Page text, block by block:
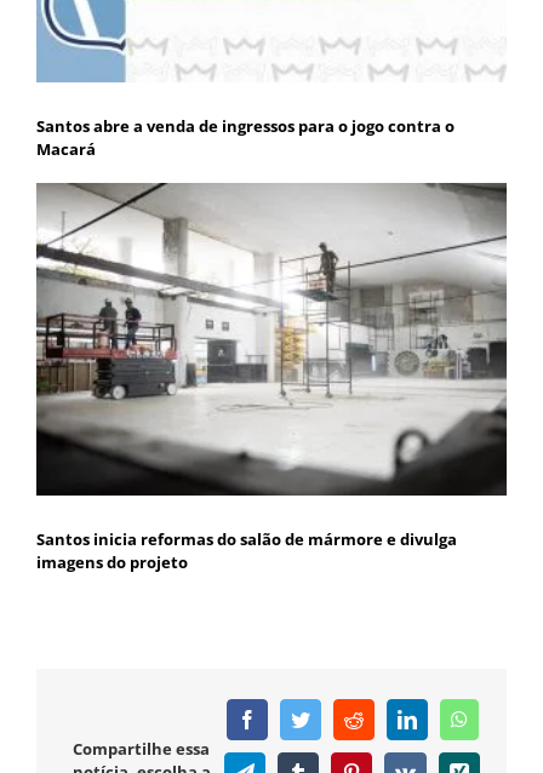
Santos abre a venda de ingressos para o jogo contra o
Macará
Santos inicia reformas do salão de mármore e divulga
imagens do projeto
Compartilhe essa
FacebookTwitterRedditLinkedIn